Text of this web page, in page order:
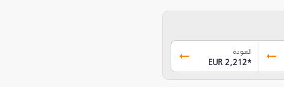
العودة
EUR 2,212*